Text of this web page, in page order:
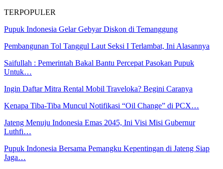
TERPOPULER
Pupuk Indonesia Gelar Gebyar Diskon di Temanggung
Pembangunan Tol Tanggul Laut Seksi I Terlambat, Ini Alasannya
Saifullah : Pemerintah Bakal Bantu Percepat Pasokan Pupuk
Untuk…
Ingin Daftar Mitra Rental Mobil Traveloka? Begini Caranya
Kenapa Tiba-Tiba Muncul Notifikasi “Oil Change” di PCX…
Jateng Menuju Indonesia Emas 2045, Ini Visi Misi Gubernur
Luthfi…
Pupuk Indonesia Bersama Pemangku Kepentingan di Jateng Siap
Jaga…